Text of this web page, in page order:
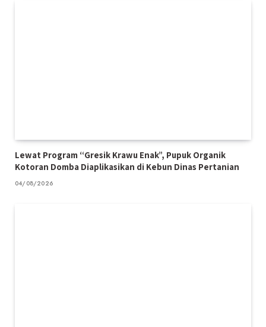
Lewat Program “Gresik Krawu Enak”, Pupuk Organik
Kotoran Domba Diaplikasikan di Kebun Dinas Pertanian
04/08/2026